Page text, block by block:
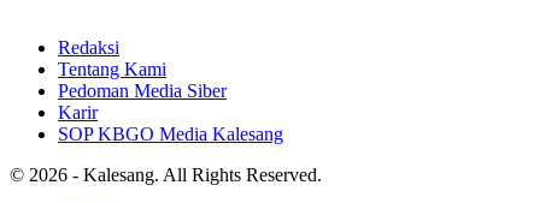
Redaksi
Tentang Kami
Pedoman Media Siber
Karir
SOP KBGO Media Kalesang
© 2026 - Kalesang. All Rights Reserved.